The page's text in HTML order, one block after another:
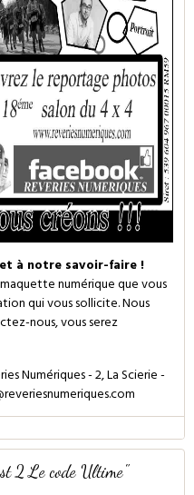
à notre savoir-faire !
numérique que vous
qui vous sollicite. Nous
nous, vous serez
Numériques - 2, La Scierie -
2 Le code Ultime"